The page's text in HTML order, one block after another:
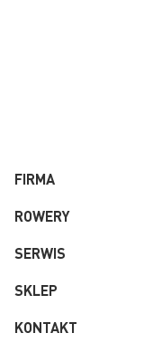
FIRMA
ROWERY
SERWIS
SKLEP
KONTAKT